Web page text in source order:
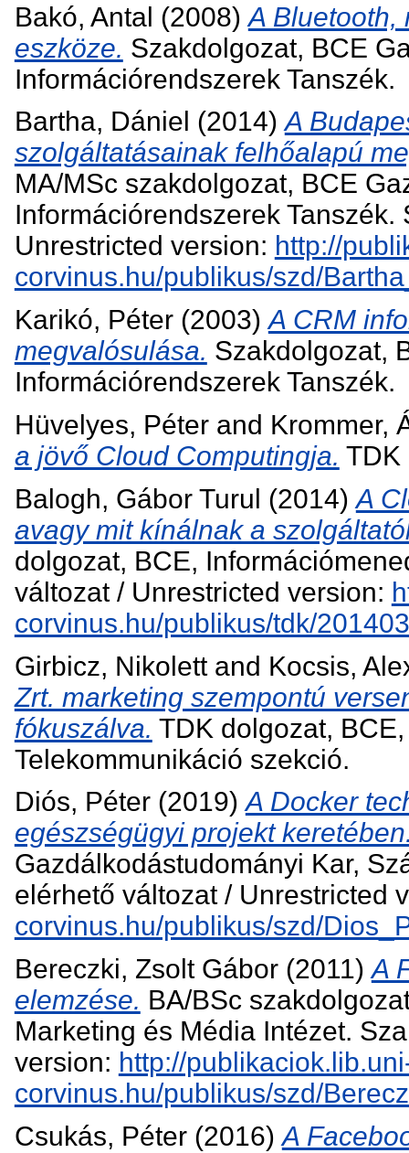
Bakó, Antal (2008) A Bluetooth,
eszköze. Szakdolgozat, BCE
Információrendszerek Tanszék.
Bartha, Dániel (2014)A
szolgáltatásainak felhőalapú
MA/MSc szakdolgozat, BCE
Információrendszerek
Unrestricted version: http://
corvinus.hu/publikus/szd/
Karikó, Péter(2003)A CRM
megvalósulása. Szakdolgozat,
Információrendszerek Tanszék.
Hüvelyes, Péterand Krommer,
a jövő Cloud Computingja. TDK
Balogh, Gábor Turul (2014)A
avagy mit kínálnak a
dolgozat, BCE,
változat / Unrestricted version:
corvinus.hu/publikus/tdk/
Girbicz, Nikolettand Kocsis,
Zrt. marketing szempontú
fókuszálva. TDK dolgozat,
Telekommunikáció szekció.
Diós, Péter(2019)A Docker
egészségügyi projekt
Gazdálkodástudományi Kar,
elérhető változat / Unrestricted
corvinus.hu/publikus/szd/
Bereczki, Zsolt Gábor(2011)A
elemzése. BA/BSc
Marketing és Média Intézet.
version: http://
corvinus.hu/publikus/szd/
Csukás, Péter(2016)A